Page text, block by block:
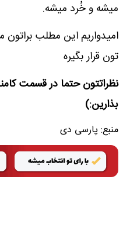
میشه و خُرد میشه.
امیدواریم این مطلب براتون
تون قرار بگیره
نظراتتون حتما در قسمت
بذارین:)
منبع:پارسی دی